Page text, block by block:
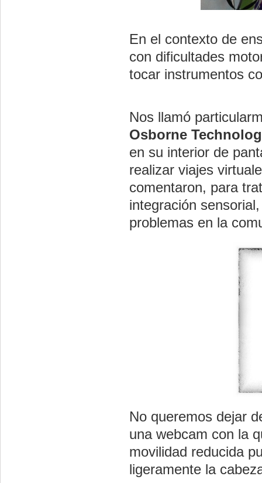
En el contexto de
con dificultades
tocar instrumentos
Nos llamó
Osborne
en su interior de
realizar viajes
comentaron, para
integración
problemas en la
No queremos dejar
una webcam con la
movilidad reducida
ligeramente la